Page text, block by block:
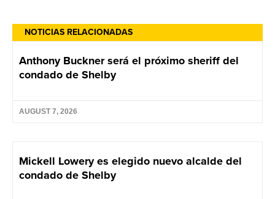
NOTICIAS RELACIONADAS
Anthony Buckner será el próximo sheriff del
condado de Shelby
AUGUST 7, 2026
Mickell Lowery es elegido nuevo alcalde del
condado de Shelby